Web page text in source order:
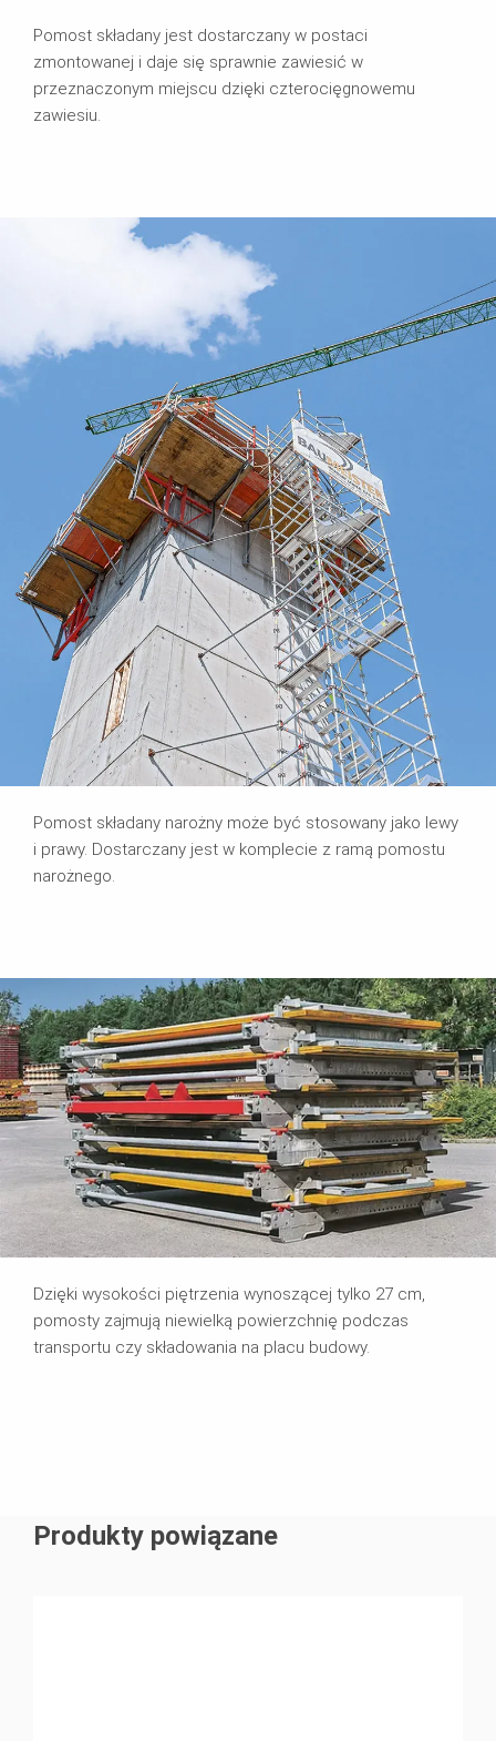
Pomost składany jest dostarczany w postaci
zmontowanej i daje się sprawnie zawiesić w
przeznaczonym miejscu dzięki czterocięgnowemu
zawiesiu.
Pomost składany narożny może być stosowany jako lewy
i prawy. Dostarczany jest w komplecie z ramą pomostu
narożnego.
Dzięki wysokości piętrzenia wynoszącej tylko 27 cm,
pomosty zajmują niewielką powierzchnię podczas
transportu czy składowania na placu budowy.
Produkty powiązane